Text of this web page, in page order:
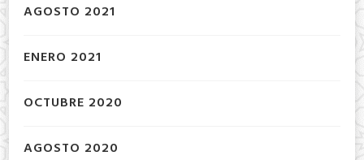
AGOSTO 2021
ENERO 2021
OCTUBRE 2020
AGOSTO 2020